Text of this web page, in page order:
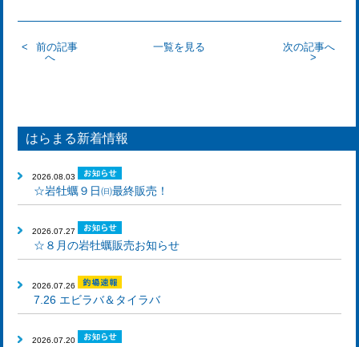
前の記事
へ
一覧を見る 次の記事へ
はらまる新着情報
2026.08.03
☆岩牡蠣９日㈰最終販売！
2026.07.27
☆８月の岩牡蠣販売お知らせ
2026.07.26
7.26 エビラバ＆タイラバ
2026.07.20